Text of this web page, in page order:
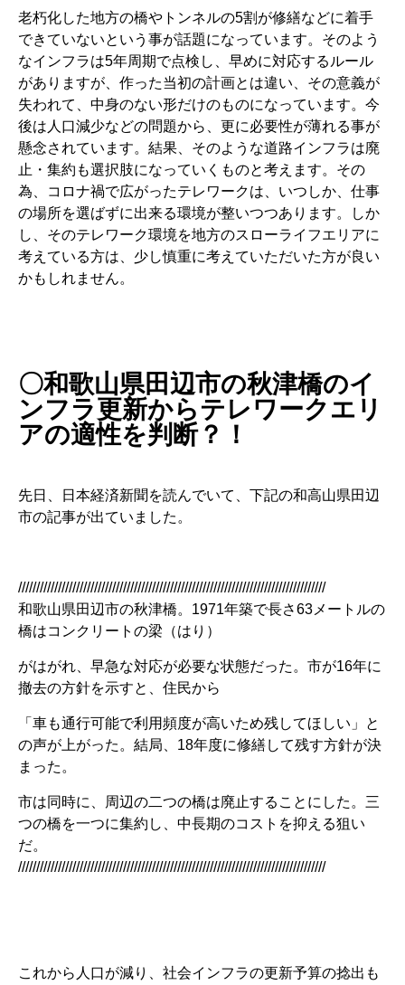
老朽化した地方の橋やトンネルの5割が修繕などに着手
できていないという事が話題になっています。そのよう
なインフラは5年周期で点検し、早めに対応するルール
がありますが、作った当初の計画とは違い、その意義が
失われて、中身のない形だけのものになっています。今
後は人口減少などの問題から、更に必要性が薄れる事が
懸念されています。結果、そのような道路インフラは廃
止・集約も選択肢になっていくものと考えます。その
為、コロナ禍で広がったテレワークは、いつしか、仕事
の場所を選ばずに出来る環境が整いつつあります。しか
し、そのテレワーク環境を地方のスローライフエリアに
考えている方は、少し慎重に考えていただいた方が良い
かもしれません。
〇和歌山県田辺市の秋津橋のイ
ンフラ更新からテレワークエリ
アの適性を判断？！
先日、日本経済新聞を読んでいて、下記の和高山県田辺
市の記事が出ていました。
/////////////////////////////////////////////////////////////////////////////////////
和歌山県田辺市の秋津橋。1971年築で長さ63メートルの
橋はコンクリートの梁（はり）
がはがれ、早急な対応が必要な状態だった。市が16年に
撤去の方針を示すと、住民から
「車も通行可能で利用頻度が高いため残してほしい」と
の声が上がった。結局、18年度に修繕して残す方針が決
まった。
市は同時に、周辺の二つの橋は廃止することにした。三
つの橋を一つに集約し、中長期のコストを抑える狙い
だ。
/////////////////////////////////////////////////////////////////////////////////////
これから人口が減り、社会インフラの更新予算の捻出も